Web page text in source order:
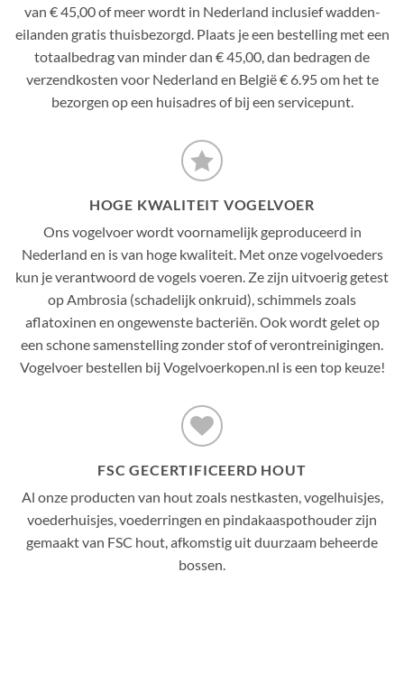
van € 45,00 of meer wordt in Nederland inclusief wadden-
eilanden gratis thuisbezorgd. Plaats je een bestelling met een
totaalbedrag van minder dan € 45,00, dan bedragen de
verzendkosten voor Nederland en België € 6.95 om het te
bezorgen op een huisadres of bij een servicepunt.
HOGE KWALITEIT VOGELVOER
Ons vogelvoer wordt voornamelijk geproduceerd in
Nederland en is van hoge kwaliteit. Met onze vogelvoeders
kun je verantwoord de vogels voeren. Ze zijn uitvoerig getest
op Ambrosia (schadelijk onkruid), schimmels zoals
aflatoxinen en ongewenste bacteriën. Ook wordt gelet op
een schone samenstelling zonder stof of verontreinigingen.
Vogelvoer bestellen bij Vogelvoerkopen.nl is een top keuze!
FSC GECERTIFICEERD HOUT
Al onze producten van hout zoals nestkasten, vogelhuisjes,
voederhuisjes, voederringen en pindakaaspothouder zijn
gemaakt van FSC hout, afkomstig uit duurzaam beheerde
bossen.